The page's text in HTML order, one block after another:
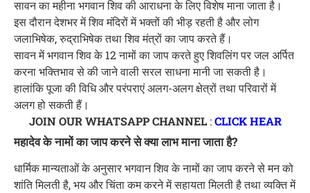
सावन का महीना भगवान शिव की आराधना के लिए विशेष माना जाता है।
इस दौरान देशभर में शिव मंदिरों में भक्तों की भीड़ रहती है और लोग
जलाभिषेक, रुद्राभिषेक तथा शिव मंत्रों का जाप करते हैं।
सावन में भगवान शिव के 12 नामों का जाप करते हुए शिवलिंग पर जल अर्पित
करना भक्तिभाव से की जाने वाली सरल साधना मानी जा सकती है।
हालांकि पूजा की विधि और परंपराएं अलग-अलग क्षेत्रों तथा परिवारों में
अलग हो सकती हैं।
JOIN OUR WHATSAPP CHANNEL:CLICK HEAR
महादेव के नामों का जाप करने से क्या लाभ माना जाता है?
धार्मिक मान्यताओं के अनुसार भगवान शिव के नामों का जाप करने से मन को
शांति मिलती है, भय और चिंता कम करने में सहायता मिलती है तथा व्यक्ति में